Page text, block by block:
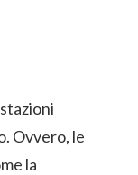
Ovvero, le
la